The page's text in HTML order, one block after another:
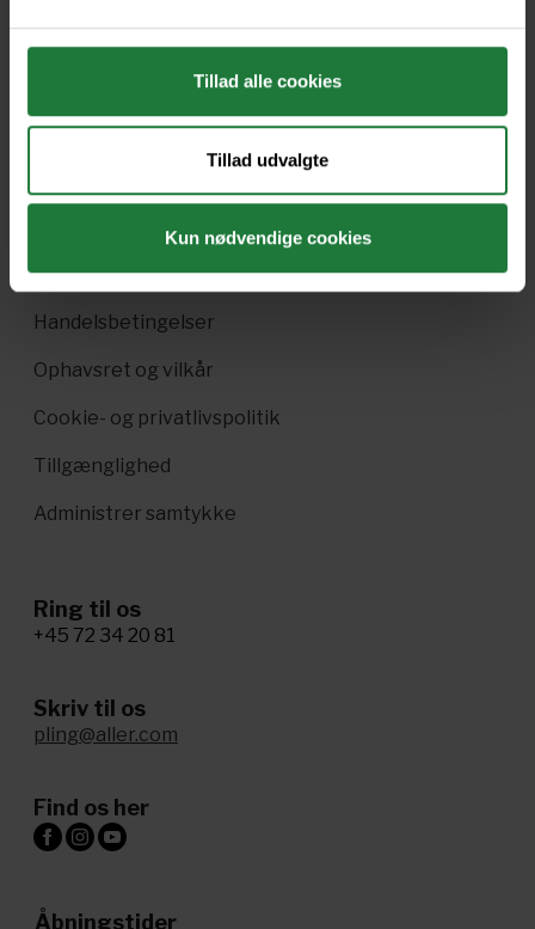
Tillad alle cookies
Tillad udvalgte
Kun nødvendige cookies
Pling Favorit
Danske magasiner
Enkeltsalg i Pling
Handelsbetingelser
Ophavsret og vilkår
Cookie- og privatlivspolitik
Tillgænglighed
Administrer samtykke
Ring til os
+45 72 34 20 81
Skriv til os
pling@aller.com
Find os her
Åbningstider